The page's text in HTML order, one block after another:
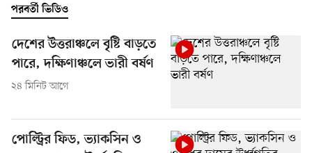
পরবর্তী ভিডিও
দেশের উত্তরাঞ্চলে বৃষ্টি বাড়তে
পারে, দক্ষিণাঞ্চলে ভারী বর্ষণ
২৪ মিনিট আগে
পোল্ট্রির ফিড, ভ্যাকসিন ও